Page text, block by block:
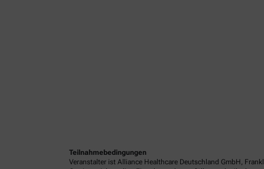
Teilnahmebedingungen
Veranstalter ist Alliance Healthcare Deutschland GmbH,